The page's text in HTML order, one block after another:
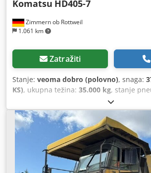
Zimmern ob Rottweil
1.061 km
Komatsu HD405-7
Zatražiti
Stanje: veoma dobro (polovno), snaga:
KS), ukupna težina: 35.000 kg, stanje
, Godina proizvodnje:
KOMATSU HD405-7 Godina proizvodnje:
27.056 h Zatvorena kabina Radio Klima
vožnju unazad Grejanje korpe Stanje
preostalo Centralni sistem za
pneumatika: 18.00R33: oko 30-40%
371 kW CE / EPA Dwjdoyx Hg Iopfx Abloa